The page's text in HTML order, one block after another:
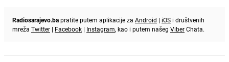
Radiosarajevo.bapratite putem aplikacije za Android | iOS i društvenih
mreža Twitter | Facebook | Instagram, kao i putem našeg ViberChata.